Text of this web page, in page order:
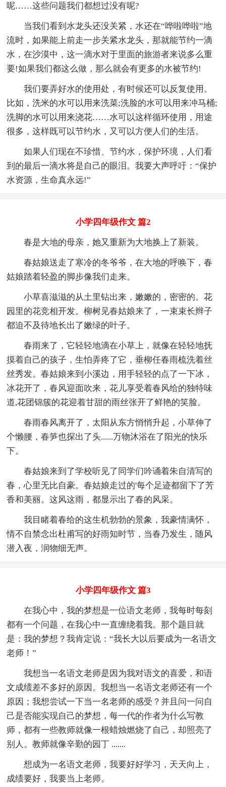
呢……这些问题我们都想过没有呢?
当我们看到水龙头还没关紧，水还在“哗啦哗啦”地
流时，如果能上前走一步关紧水龙头，那就能节约一滴
水，在沙漠中，这一滴水对于里面的旅游者来说多么重
要!如果我们都这么做，那么就会有更多的水被节约!
我们要弄好水的使用处，有时候还可以反复使用。
比如，洗米的水可以用来洗菜;洗脸的水可以用来冲马桶;
洗脚的水可以用来浇花……水可以这样循环使用，用途
很多，这样既可以节约水，又可以方便人们的生活。
如果人们现在不珍惜、节约水，保护环境，人们看
到的最后一滴水将是自己的眼泪。我要大声呼吁：“保护
水资源，生命真永远!”
小学四年级作文 篇2
春是大地的母亲，她又重新为大地换上了新装。
春姑娘送走了寒冷的冬爷爷，在大地的呼唤下，春
姑娘踏着轻盈的脚步像我们走来。
小草喜滋滋的从土里钻出来，嫩嫩的，密密的。花
园里的花竞相开发。柳树见春姑娘来了，一束束长辫子
都迫不及待地长出了嫩绿的叶子。
春雨来了，它轻轻地滴在小草上，就像在轻轻地抚
摸着自己的孩子，生怕弄疼了它，垂柳任春雨梳洗着丝
丝秀发。春姑娘来到小溪边，用手轻轻的点了一下冰，
冰花开了，春风迎面吹来，花儿享受着春风给的独特味
道,花团锦簇的花迎着甘甜的雨丝张开了鲜艳的笑脸。
春雨春风离开了，太阳从东方悄悄升起，小草伸了
个懒腰，春笋也探出了头......万物沐浴在了阳光的快乐
下。
春姑娘来到了学校听见了同学们吟诵着朱自清写的
春，心里无比自豪。春姑娘走过的'每个足迹都留下了芳
香和美丽。这风这雨，都显示出了春的风采。
我目睹着春给的这生机勃勃的景象，我豪情满怀，
情不自禁念出杜甫写的好雨知时节，当春乃发生，随风
潜入夜，润物细无声。
小学四年级作文 篇3
在我心中，我的梦想是一位语文老师，我每时每刻
都有一个问题，在我心中一直缠绕着我。那个题目就
是：我的梦想？我肯定说：“我长大以后要成为一名语文
老师！”
我想当一名语文老师是因为我对语文的喜爱，和语
文成绩差不多好的原因。我想当一名语文老师还有一个
原因；我想尝试一下当一名老师的感受？并且问一问自
己是否能实现自己的梦想，每一代的作者为什么写教
师，都有一些教师就像一根蜡烛燃烧了自己，却照亮了
别人。教师就像辛勤的园丁 .......
想成为一名语文老师，我要好好学习，天天向上，
成绩要好，我要当上老师。